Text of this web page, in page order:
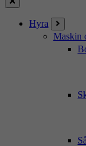
Stäng
Hyra
Maskin